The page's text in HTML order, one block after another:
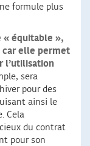
formule plus
« équitable »,
car elle permet
l’utilisation
sera
pour des
ainsi le
Cela
du contrat
pour son